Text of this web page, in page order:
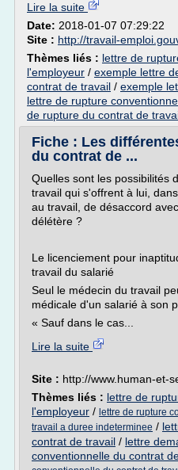
Lire la suite
Date: 2018-01-07 07:29:22
Site : http://travail-
Thèmes liés : lettre de
l'employeur / exemple lettre
contrat de travail / exemple
lettre de rupture
de rupture du contrat de
Fiche : Les
du contrat de ...
Quelles sont les possibilités
travail qui s'offrent à lui,
au travail, de désaccord
délétère ?
Le licenciement pour
travail du salarié
Seul le médecin du travail
médicale d'un salarié à son
« Sauf dans le cas...
Lire la suite
Site : http://www.human-et-
Thèmes liés : lettre de
l'employeur / lettre de rupture
travail a duree indeterminee /
contrat de travail / lettre
conventionnelle du contrat